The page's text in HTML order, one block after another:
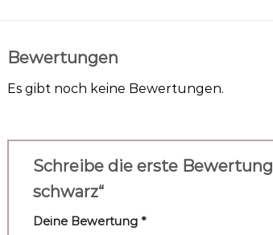
Bewertungen
Es gibt noch keine Bewertungen.
Schreibe die erste
schwarz“
Deine Bewertung *